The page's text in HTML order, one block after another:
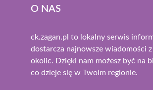
O NAS
ck.zagan.pl to lokalny serwis
dostarcza najnowsze wiadomości z
okolic. Dzięki nam możesz być na
co dzieje się w Twoim regionie.